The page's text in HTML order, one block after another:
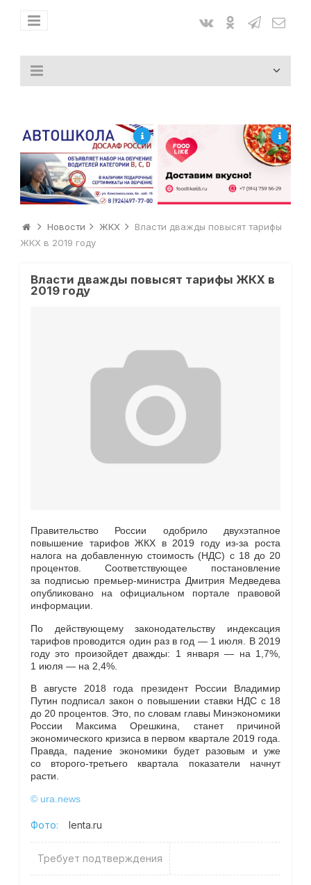
Новости ЖКХ
Власти дважды повысят тарифы
ЖКХ в 2019 году
Власти дважды повысят тарифы ЖКХ в
2019 году
Правительство России одобрило двухэтапное
повышение тарифов ЖКХ в 2019 году из-за роста
налога на добавленную стоимость (НДС) с 18 до 20
процентов. Соответствующее постановление
за подписью премьер-министра Дмитрия Медведева
опубликовано на официальном портале правовой
информации.
По действующему законодательству индексация
тарифов проводится один раз в год — 1 июля. В 2019
году это произойдет дважды: 1 января — на 1,7%,
1 июля — на 2,4%.
В августе 2018 года президент России Владимир
Путин подписал закон о повышении ставки НДС с 18
до 20 процентов. Это, по словам главы Минэкономики
России Максима Орешкина, станет причиной
экономического кризиса в первом квартале 2019 года.
Правда, падение экономики будет разовым и уже
со второго-третьего квартала показатели начнут
расти.
© ura.news
Фото: lenta.ru
Требует подтверждения